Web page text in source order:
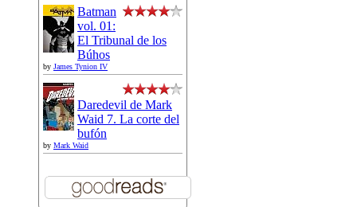
Batman
vol. 01:
El Tribunal de los
Búhos
by James Tynion IV
Daredevil de Mark
Waid 7. La corte del
bufón
by Mark Waid